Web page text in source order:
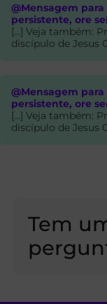
@Mensagem
persistente, ore
[…] Veja também:
discípulo de Jesus
@Mensagem
persistente, ore
[…] Veja também:
discípulo de Jesus
Tem